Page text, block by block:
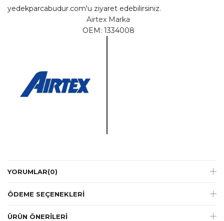
yedekparcabudur.com'u ziyaret edebilirsiniz.
Airtex Marka
OEM: 1334008
YORUMLAR(0)
ÖDEME SEÇENEKLERI
ÜRÜN ÖNERILERI